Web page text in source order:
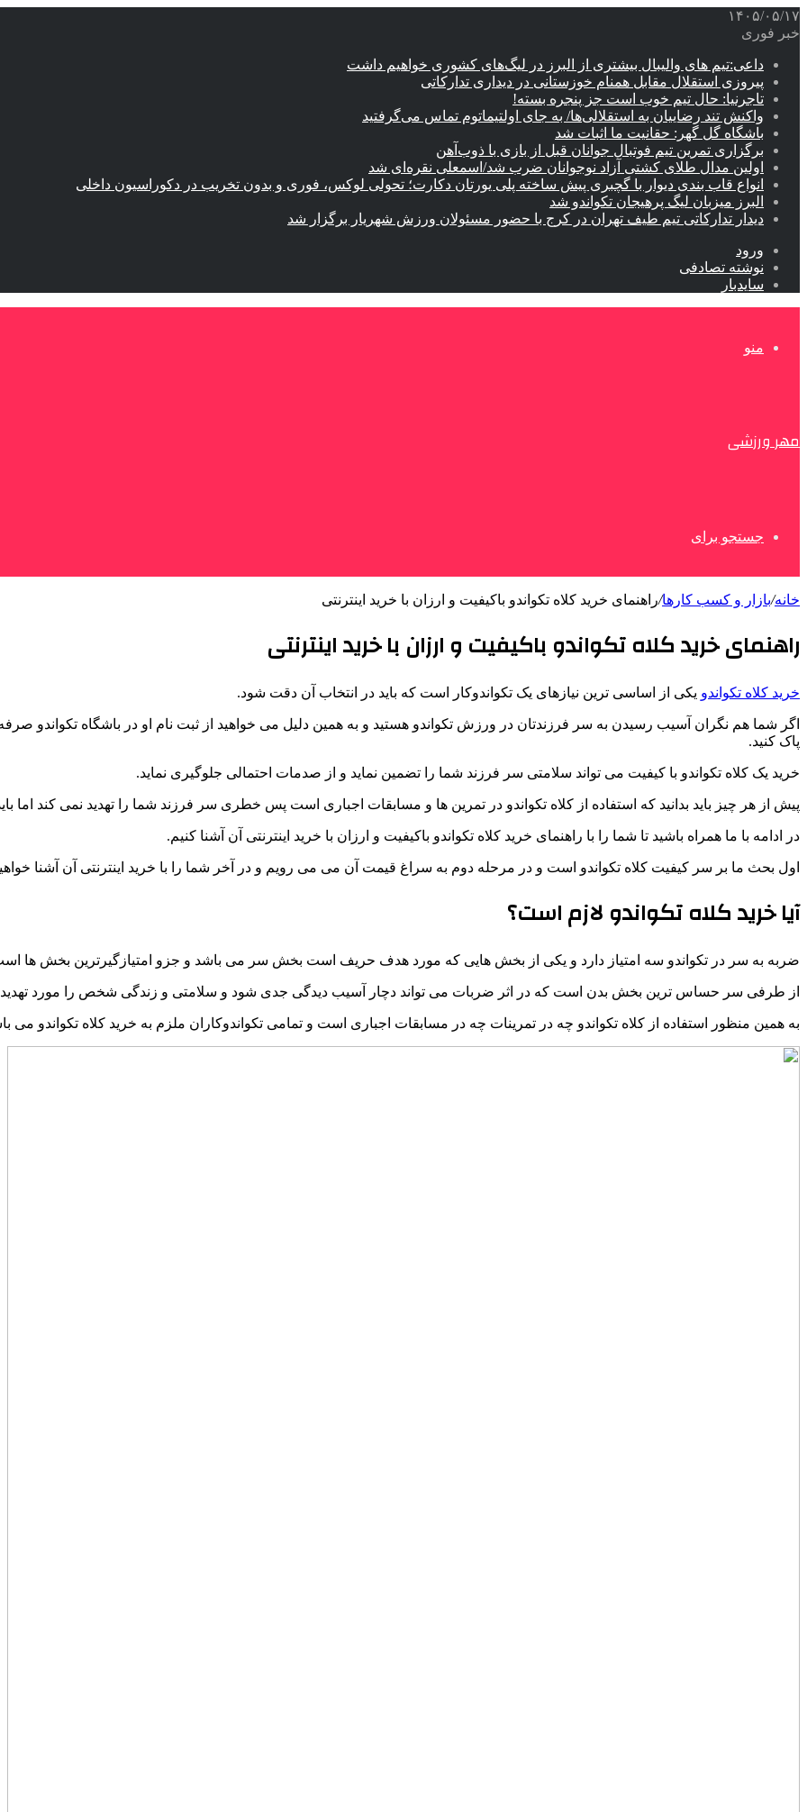
۱۴۰۵/۰۵/۱۷
خبر فوری
داعی:تیم های والیبال بیشتری از البرز در لیگ‌های کشوری خواهیم داشت
پیروزی استقلال مقابل همنام خوزستانی در دیداری تدارکاتی
تاجرنیا: حال تیم خوب است جز پنجره بسته!
واکنش تند رضاییان به استقلالی‌ها/ به جای اولتیماتوم تماس می‌گرفتید
باشگاه گل گهر: حقانیت ما اثبات شد
برگزاری تمرین تیم فوتبال جوانان قبل از بازی با ذوب‌آهن
اولین مدال طلای کشتی آزاد نوجوانان ضرب شد/اسمعلی نقره‌ای شد
انواع قاب بندی دیوار با گچبری پیش ساخته پلی یورتان دکارت؛ تحولی لوکس، فوری و بدون تخریب در دکوراسیون داخلی
البرز میزبان لیگ پرهیجان تکواندو شد
دیدار تدارکاتی تیم طیف تهران در کرج با حضور مسئولان ورزش شهریار برگزار شد
ورود
نوشته تصادفی
سایدبار
منو
مهر ورزشی
جستجو برای
خانه/بازار و کسب کارها/راهنمای خرید کلاه تکواندو باکیفیت و ارزان با خرید اینترنتی
راهنمای خرید کلاه تکواندو باکیفیت و ارزان با خرید اینترنتی
خرید کلاه تکواندو یکی از اساسی ترین نیازهای یک تکواندوکار است که باید در انتخاب آن دقت شود.
اگر شما هم نگران آسیب رسیدن به سر فرزندتان در ورزش تکواندو هستید و به همین دلیل می خواهید از ثبت نام او در باشگاه تکواندو
پاک کنید.
خرید یک کلاه تکواندو با کیفیت می تواند سلامتی سر فرزند شما را تضمین نماید و از صدمات احتمالی جلوگیری نماید.
پیش از هر چیز باید بدانید که استفاده از کلاه تکواندو در تمرین ها و مسابقات اجباری است پس خطری سر فرزند شما را تهدید نمی کند اما
در ادامه با ما همراه باشید تا شما را با راهنمای خرید کلاه تکواندو باکیفیت و ارزان با خرید اینترنتی آن آشنا کنیم.
اول بحث ما بر سر کیفیت کلاه تکواندو است و در مرحله دوم به سراغ قیمت آن می می رویم و در آخر شما را با خرید اینترنتی آن آشنا
آیا خرید کلاه تکواندو لازم است؟
ضربه به سر در تکواندو سه امتیاز دارد و یکی از بخش هایی که مورد هدف حریف است بخش سر می باشد و جزو امتیازگیرترین بخش ها
از طرفی سر حساس ترین بخش بدن است که در اثر ضربات می تواند دچار آسیب دیدگی جدی شود و سلامتی و زندگی شخص را مورد تهدید
به همین منظور استفاده از کلاه تکواندو چه در تمرینات چه در مسابقات اجباری است و تمامی تکواندوکاران ملزم به خرید کلاه تکواندو می